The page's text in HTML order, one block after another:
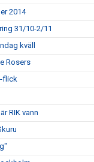
2014
31/10-2/11
kväll
Rosers
flick
RIK vann